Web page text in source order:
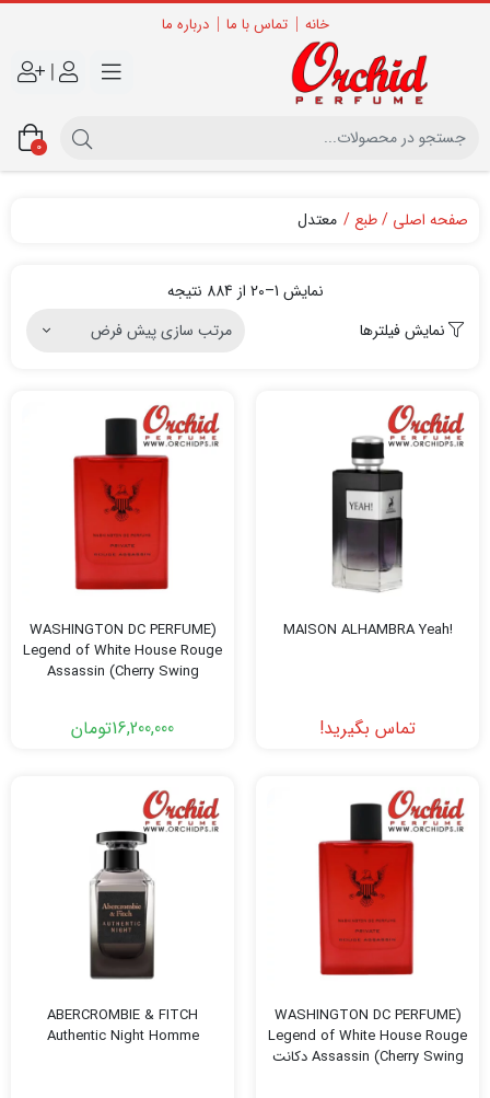
خانه تماس با ما درباره ما
|
0
صفحه اصلی طبع معتدل
نمایش 1–20 از 884 نتیجه
نمایش فیلترها
!MAISON ALHAMBRA Yeah
تماس بگیرید!
(WASHINGTON DC PERFUME
Legend of White House Rouge
Assassin (Cherry Swing
16,200,000تومان
(WASHINGTON DC PERFUME
Legend of White House Rouge
Assassin (Cherry Swing دکانت
ABERCROMBIE & FITCH
Authentic Night Homme